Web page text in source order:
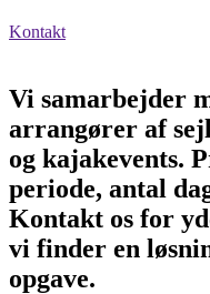
Kontakt
Vi samarbejder
arrangører af
og kajakevents.
periode, antal
Kontakt os for
vi finder en
opgave.